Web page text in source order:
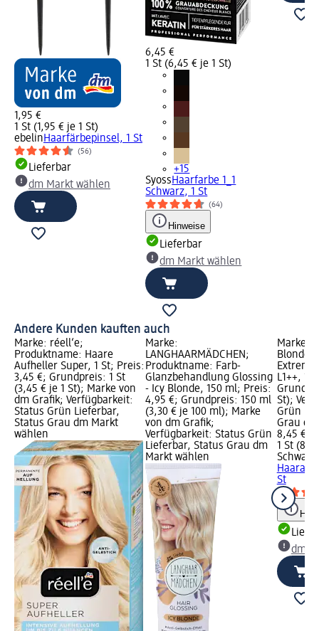
1,95 €
1 St (1,95 € je 1 St)
ebelinHaarfärbepinsel, 1 St
(56)
Lieferbar
dm Markt wählen
6,45 €
1 St (6,45 € je 1 St)
+15
SyossHaarfarbe 1_1
Schwarz, 1 St
(64)
Hinweise
Lieferbar
dm Markt wählen
Andere Kunden kauften auch
Marke: réell‘e;
Produktname: Haare
Aufheller Super, 1 St; Preis:
3,45 €; Grundpreis: 1 St
(3,45 € je 1 St); Marke von
dm Grafik; Verfügbarkeit:
Status Grün Lieferbar,
Status Grau dm Markt
wählen
Marke:
LANGHAARMÄDCHEN;
Produktname: Farb-
Glanzbehandlung Glossing
- Icy Blonde, 150 ml; Preis:
4,95 €; Grundpreis: 150 ml
(3,30 € je 100 ml); Marke
von dm Grafik;
Verfügbarkeit: Status Grün
Lieferbar, Status Grau dm
Markt wählen
Marke:
Blonde;
Extrem
L1++, 1
St);
Grün
Grau
8,45 €
1 St
St
dm